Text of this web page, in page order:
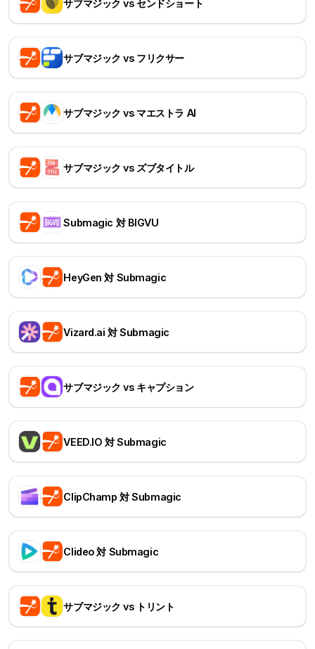
サブマジック vs センドショート
サブマジック vs フリクサー
サブマジック vs マエストラ AI
サブマジック vs ズブタイトル
Submagic 対 BIGVU
HeyGen 対 Submagic
Vizard.ai 対 Submagic
サブマジック vs キャプション
VEED.IO 対 Submagic
ClipChamp 対 Submagic
Clideo 対 Submagic
サブマジック vs トリント